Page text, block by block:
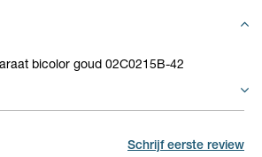
bicolor goud 02C0215B-42
Schrijf eerste review